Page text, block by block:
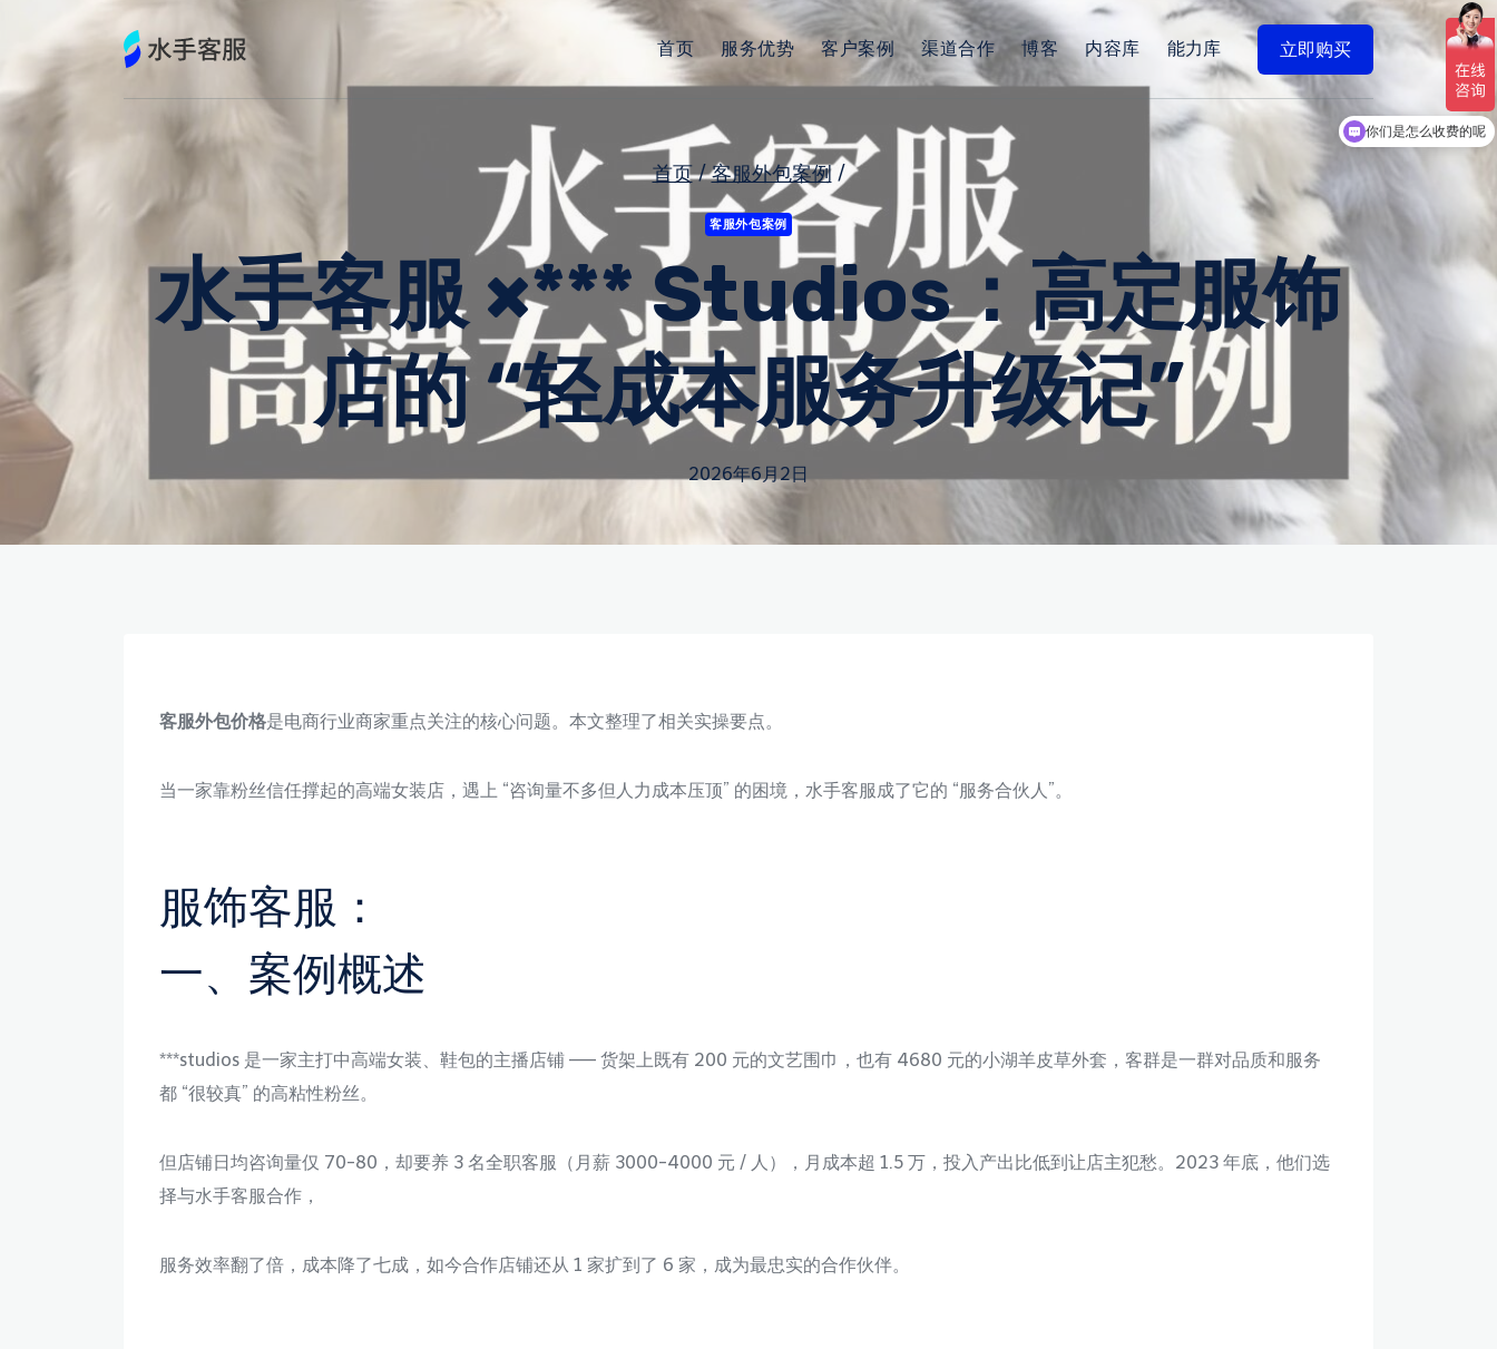
容
首页 服务优势 客户案例 渠道合作 博客 内容库 能力库 立即购买
首页 / 客服外包案例 /
客服外包案例
水手客服 ×*** Studios：高定服饰
店的 “轻成本服务升级记”
2026年6月2日
客服外包价格是电商行业商家重点关注的核心问题。本文整理了相关实操要点。
当一家靠粉丝信任撑起的高端女装店，遇上 “咨询量不多但人力成本压顶” 的困境，水手客服成了它的 “服务合伙人”。
服饰客服：
一、案例概述
***studios 是一家主打中高端女装、鞋包的主播店铺 —— 货架上既有 200 元的文艺围巾，也有 4680 元的小湖羊皮草外套，客群是一群对品质和服务
都 “很较真” 的高粘性粉丝。
但店铺日均咨询量仅 70-80，却要养 3 名全职客服（月薪 3000-4000 元 / 人），月成本超 1.5 万，投入产出比低到让店主犯愁。2023 年底，他们选
择与水手客服合作，
服务效率翻了倍，成本降了七成，如今合作店铺还从 1 家扩到了 6 家，成为最忠实的合作伙伴。
你们是怎么收费的呢
现在有优惠活动吗